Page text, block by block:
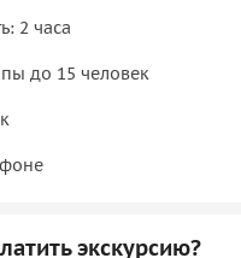
2 часа
до 15 человек
экскурсию?